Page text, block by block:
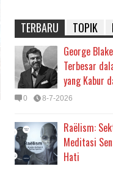
TERBARU TOPIK
George
Terbesar
yang Kabur
0 8-7-2026
Raëlism:
Meditasi
Hati